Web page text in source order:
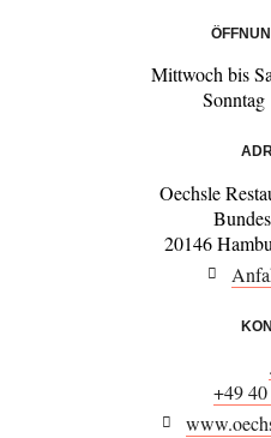
Mittwoch bis
Oechsle
20146
+49